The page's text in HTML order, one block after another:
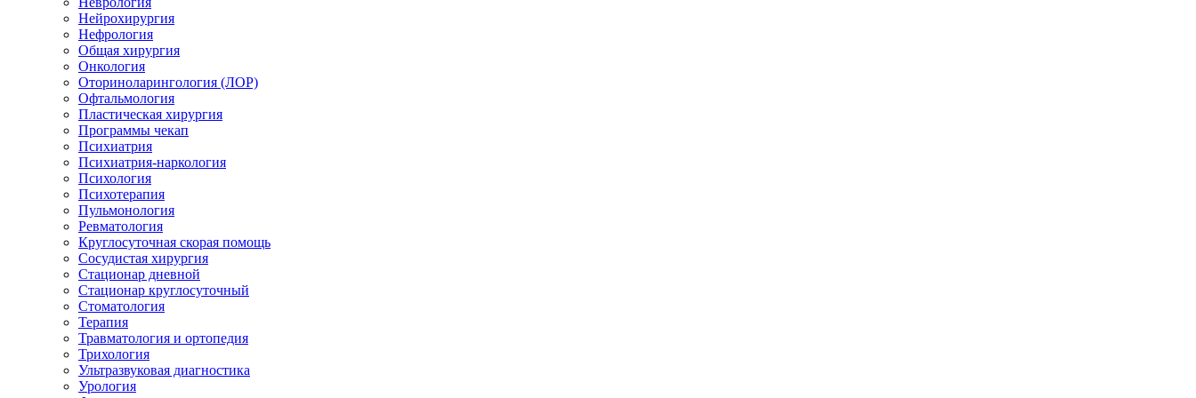
Нейрохирургия
Нефрология
Общая хирургия
Онкология
Оториноларингология (ЛОР)
Офтальмология
Пластическая хирургия
Программы чекап
Психиатрия
Психиатрия-наркология
Психология
Психотерапия
Пульмонология
Ревматология
Круглосуточная скорая помощь
Сосудистая хирургия
Стационар дневной
Стационар круглосуточный
Стоматология
Терапия
Травматология и ортопедия
Трихология
Ультразвуковая диагностика
Урология